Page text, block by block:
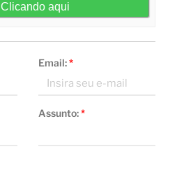
Clicando aqui
Email:*
Assunto:*